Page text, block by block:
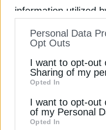
information utilized
to your opt-out. You
information by third
of downstream
information may
third parties on the
Downstream
Personal Data
Opt Outs
I want to opt-out
Sharing of my
Opted In
I want to opt-out
of my Personal
Opted In
ΧΡΗΣΤΙΚΑ
Πώς συνδέεται η
αποδοτικότητα με
28 Μαΐου 2025